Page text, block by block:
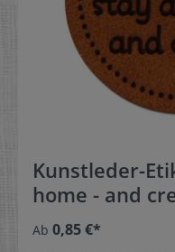
Kunstleder-
home -
Ab 0,85 €*